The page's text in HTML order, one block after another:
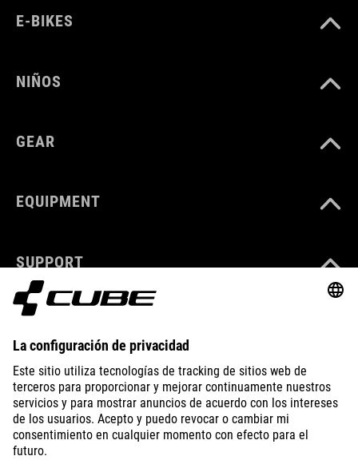
E-BIKES
NIÑOS
GEAR
EQUIPMENT
SUPPORT
ABOUT US
EXPLORE